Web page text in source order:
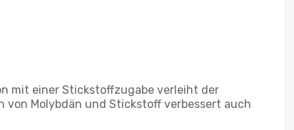
mit einer Stickstoffzugabe verleiht der
von Molybdän und Stickstoff verbessert auch